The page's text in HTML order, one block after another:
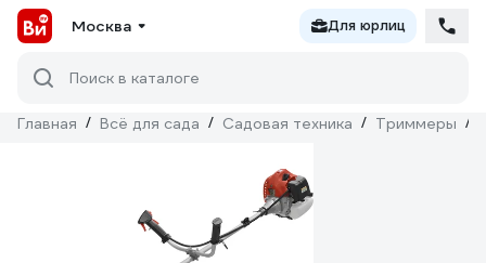
Москва Для юрлиц
Поиск в каталоге
Главная / Всё для сада / Садовая техника / Триммеры /